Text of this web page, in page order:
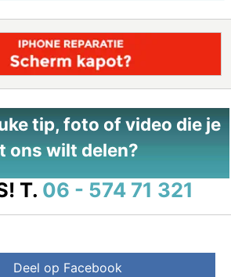
tip, foto of video die je
ons wilt delen?
T. 06 - 574 71 321
Deel op Facebook